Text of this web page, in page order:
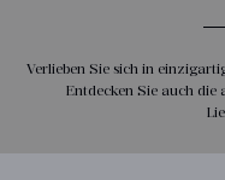
Verlieben Sie sich in
Entdecken Sie auch die